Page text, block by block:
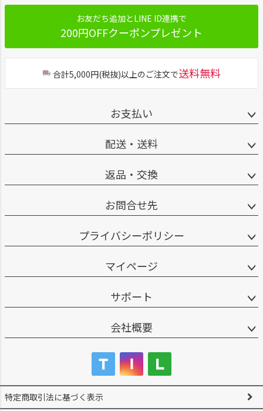
お友だち追加とLINE ID連携で
200円OFFクーポンプレゼント
合計5,000円(税抜)以上のご注文で送料無料
お支払い
配送・送料
返品・交換
お問合せ先
プライバシーポリシー
マイページ
サポート
会社概要
特定商取引法に基づく表示